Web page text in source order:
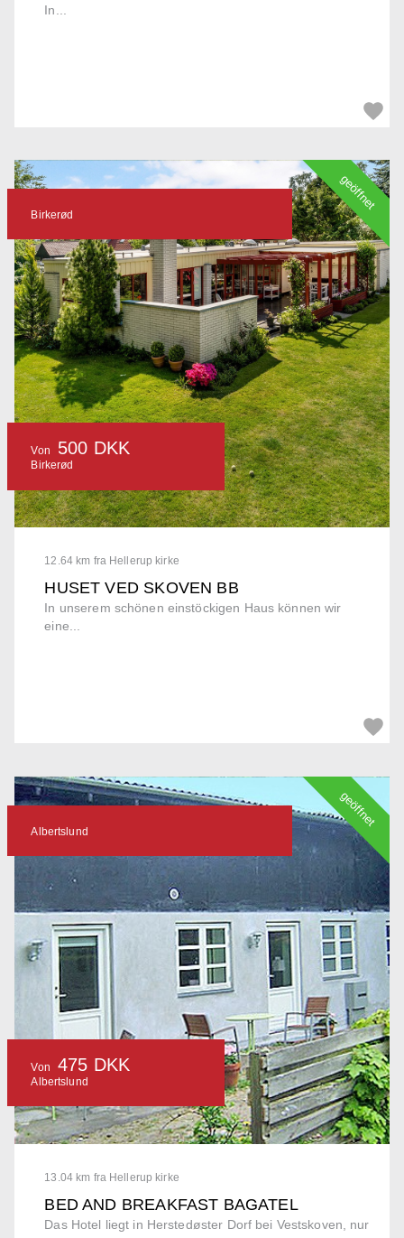
In...
12.64 km fra Hellerup kirke
HUSET VED SKOVEN BB
In unserem schönen einstöckigen Haus können wir
eine...
Birkerød
Von 500 DKK
Birkerød
geöffnet
13.04 km fra Hellerup kirke
BED AND BREAKFAST BAGATEL
Das Hotel liegt in Herstedøster Dorf bei Vestskoven, nur
Albertslund
Von 475 DKK
Albertslund
geöffnet